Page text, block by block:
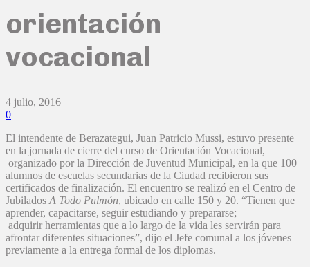
orientación
vocacional
4 julio, 2016
0
El intendente de Berazategui, Juan Patricio Mussi, estuvo presente
en la jornada de cierre del curso de Orientación Vocacional,
organizado por la Dirección de Juventud Municipal, en la que 100
alumnos de escuelas secundarias de la Ciudad recibieron sus
certificados de finalización. El encuentro se realizó en el Centro de
Jubilados A Todo Pulmón, ubicado en calle 150 y 20. “Tienen que
aprender, capacitarse, seguir estudiando y prepararse;
adquirir herramientas que a lo largo de la vida les servirán para
afrontar diferentes situaciones”, dijo el Jefe comunal a los jóvenes
previamente a la entrega formal de los diplomas.